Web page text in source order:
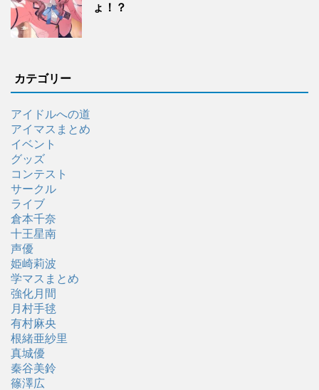
ょ！？
カテゴリー
アイドルへの道
アイマスまとめ
イベント
グッズ
コンテスト
サークル
ライブ
倉本千奈
十王星南
声優
姫崎莉波
学マスまとめ
強化月間
月村手毬
有村麻央
根緒亜紗里
真城優
秦谷美鈴
篠澤広